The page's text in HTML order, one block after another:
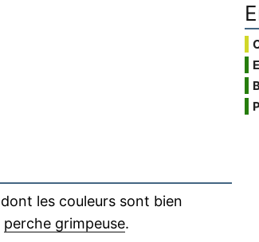
dont les couleurs sont bien
perche grimpeuse.